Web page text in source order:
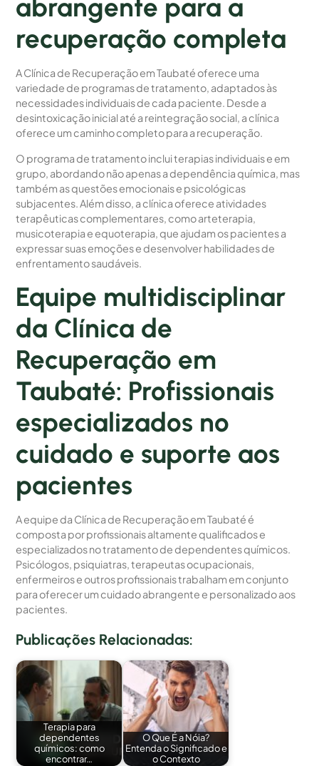
abrangente para a
recuperação completa
A Clínica de Recuperação em Taubaté oferece uma
variedade de programas de tratamento, adaptados às
necessidades individuais de cada paciente. Desde a
desintoxicação inicial até a reintegração social, a clínica
oferece um caminho completo para a recuperação.
O programa de tratamento inclui terapias individuais e em
grupo, abordando não apenas a dependência química, mas
também as questões emocionais e psicológicas
subjacentes. Além disso, a clínica oferece atividades
terapêuticas complementares, como arteterapia,
musicoterapia e equoterapia, que ajudam os pacientes a
expressar suas emoções e desenvolver habilidades de
enfrentamento saudáveis.
Equipe multidisciplinar
da Clínica de
Recuperação em
Taubaté: Profissionais
especializados no
cuidado e suporte aos
pacientes
A equipe da Clínica de Recuperação em Taubaté é
composta por profissionais altamente qualificados e
especializados no tratamento de dependentes químicos.
Psicólogos, psiquiatras, terapeutas ocupacionais,
enfermeiros e outros profissionais trabalham em conjunto
para oferecer um cuidado abrangente e personalizado aos
pacientes.
Publicações Relacionadas:
Terapia para
dependentes
químicos: como
encontrar…
O Que É a Nóia?
Entenda o Significado e
o Contexto